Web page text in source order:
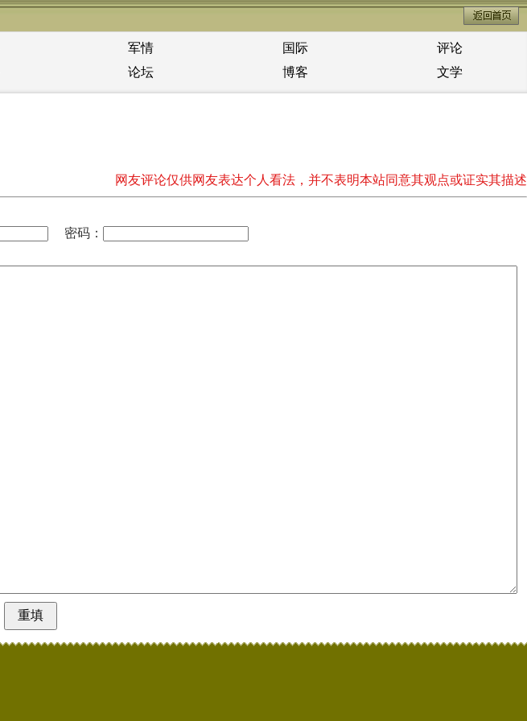
军情 国际
评论
论坛 博客 文学
网友评论仅供网友表达个人看法，并不表明本站同意其观点或证实其描述
密码：